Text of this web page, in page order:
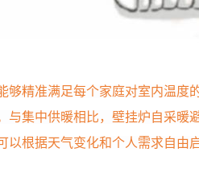
够精准满足每个家庭对室内温
与集中供暖相比，壁挂炉自采暖
以根据天气变化和个人需求自